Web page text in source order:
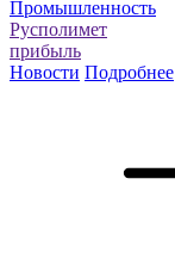
Промышленность
Русполимет
прибыль
Новости Подробнее